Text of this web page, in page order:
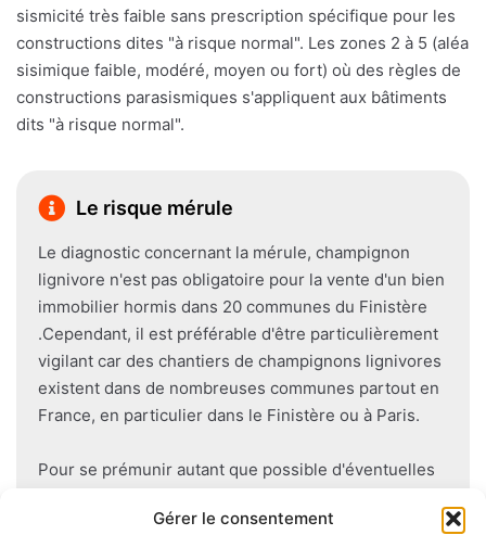
Gérer le consentement
sismicité très faible sans prescription spécifique pour les
constructions dites "à risque normal". Les zones 2 à 5 (aléa
sisimique faible, modéré, moyen ou fort) où des règles de
constructions parasismiques s'appliquent aux bâtiments
dits "à risque normal".
Le risque mérule
Le diagnostic concernant la mérule, champignon
lignivore n'est pas obligatoire pour la vente d'un bien
immobilier hormis dans 20 communes du Finistère
.Cependant, il est préférable d'être particulièrement
vigilant car des chantiers de champignons lignivores
existent dans de nombreuses communes partout en
France, en particulier dans le Finistère ou à Paris.
Pour se prémunir autant que possible d'éventuelles
du logement, il convient de respecter certaines